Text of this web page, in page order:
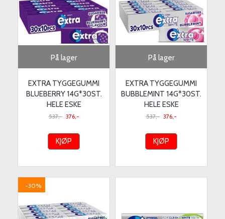
På lager
EXTRA TYGGEGUMMI
BLUEBERRY 14G*30ST.
HELE ESKE
537,- 376,-
KJØP
På lager
EXTRA TYGGEGUMMI
BUBBLEMINT 14G*30ST.
HELE ESKE
537,- 376,-
KJØP
-30%